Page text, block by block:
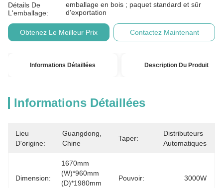
Détails De
L'emballage:
emballage en bois ; paquet standard et sûr
d'exportation
Obtenez Le Meilleur Prix Contactez Maintenant
Informations Détaillées Description Du Produit
Informations Détaillées
Lieu
D'origine:
Guangdong,
Chine
Taper:
Distributeurs
Automatiques
Dimension:
1670mm
(W)*960mm
(D)*1980mm
Pouvoir: 3000W